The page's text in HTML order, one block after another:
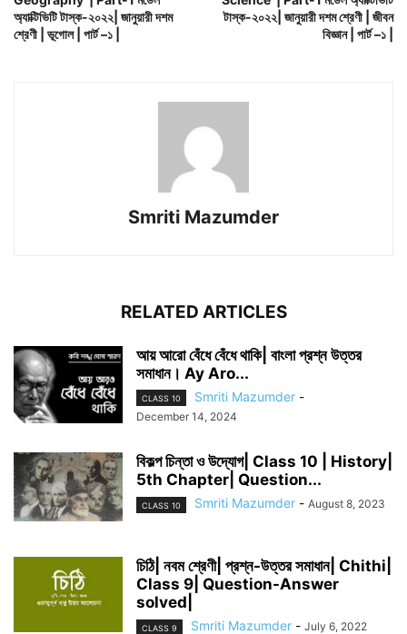
অ্যাক্টিভিটি টাস্ক-২০২২| জানুয়ারী দশম
শ্রেণী | ভূগোল | পার্ট –১ |
টাস্ক-২০২২| জানুয়ারী দশম শ্রেণী | জীবন
বিজ্ঞান | পার্ট –১ |
Smriti Mazumder
RELATED ARTICLES
আয় আরো বেঁধে বেঁধে থাকি| বাংলা প্রশ্ন উত্তর
সমাধান। Ay Aro...
CLASS 10 Smriti Mazumder -
December 14, 2024
বিকল্প চিন্তা ও উদ্যোগ| Class 10 | History|
5th Chapter| Question...
CLASS 10 Smriti Mazumder - August 8, 2023
চিঠি| নবম শ্রেণী| প্রশ্ন-উত্তর সমাধান| Chithi|
Class 9| Question-Answer
solved|
CLASS 9 Smriti Mazumder - July 6, 2022